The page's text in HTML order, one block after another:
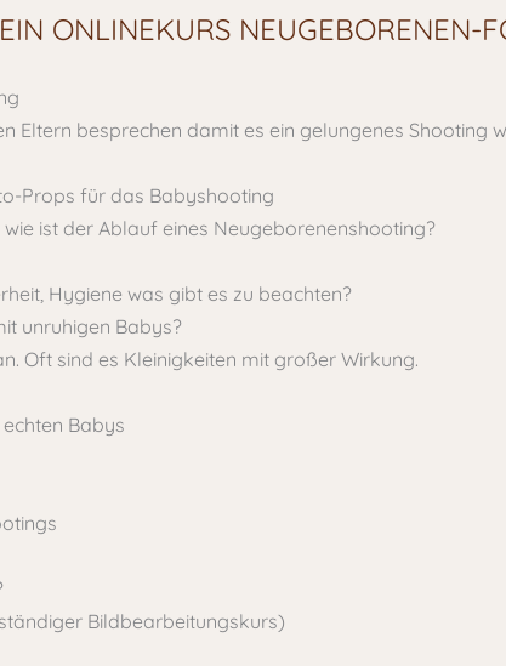
ONLINEKURS NEUGEBORENEN-
Eltern besprechen damit es ein gelungenes Shooting
Props für das Babyshooting
ist der Ablauf eines Neugeborenenshooting?
Hygiene was gibt es zu beachten?
unruhigen Babys?
Oft sind es Kleinigkeiten mit großer Wirkung.
Babys
Bildbearbeitungskurs)